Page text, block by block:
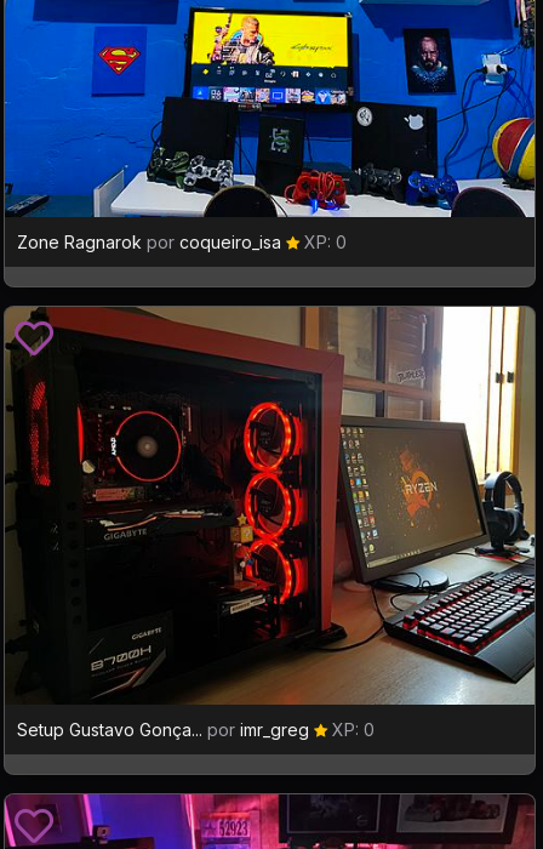
Zone Ragnarok por coqueiro_isa XP: 0
Setup Gustavo Gonça... por imr_greg XP: 0